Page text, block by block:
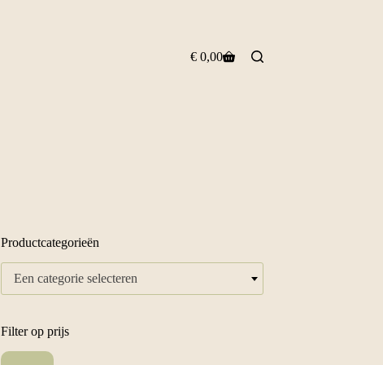
Winkelwagen
€ 0,00
Productcategorieën
Een categorie selecteren
Filter op prijs
Min.
Max.